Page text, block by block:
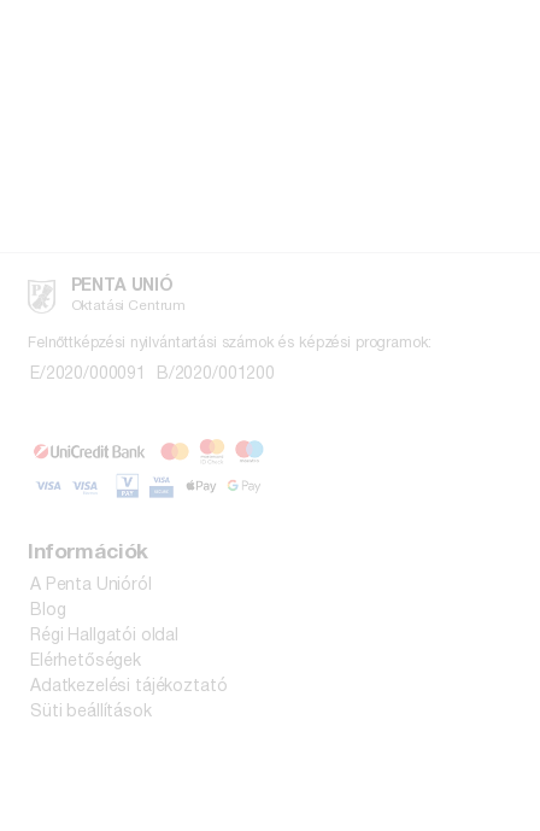
PENTA UNIÓ
Oktatási Centrum
Felnőttképzési nyilvántartási számok és képzési programok:
E/2020/000091 B/2020/001200
Információk
A Penta Unióról
Blog
Régi Hallgatói oldal
Elérhetőségek
Adatkezelési tájékoztató
Süti beállítások